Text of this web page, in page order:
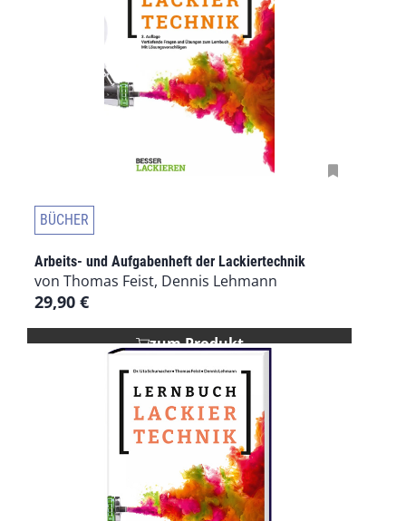
BÜCHER
Arbeits- und Aufgabenheft der Lackiertechnik
von Thomas Feist, Dennis Lehmann
29,90 €
zum Produkt